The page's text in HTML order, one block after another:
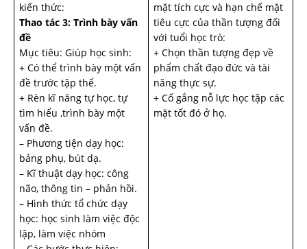
kiến thức:
Thao tác 3: Trình bày vấn
đề
Mục tiêu: Giúp học sinh:
+ Có thể trình bày một vấn
đề trước tập thể.
+ Rèn kĩ năng tự học, tự
tìm hiểu ,trình bày một
vấn đề.
– Phương tiện dạy học:
bảng phụ, bút dạ.
– Kĩ thuật dạy học: công
não, thông tin – phản hồi.
– Hình thức tổ chức dạy
học: học sinh làm việc độc
lập, làm việc nhóm
mặt tích cực và hạn chế mặt
tiêu cực của thần tượng đối
với tuổi học trò:
+ Chọn thần tượng đẹp về
phẩm chất đạo đức và tài
năng thực sự.
+ Cố gắng nỗ lực học tập các
mặt tốt đó ở họ.